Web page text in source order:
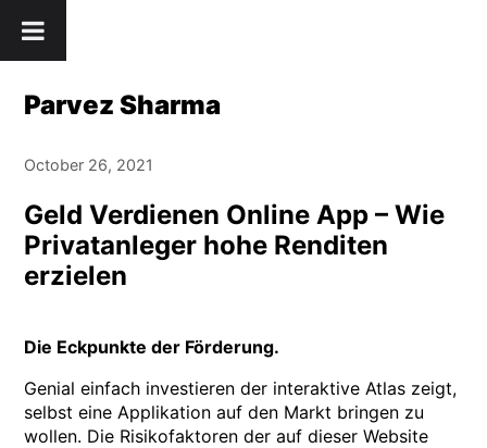
to
Parvez Sharma
October 26, 2021
Geld Verdienen Online App – Wie
Privatanleger hohe Renditen
erzielen
Die Eckpunkte der Förderung.
Genial einfach investieren der interaktive Atlas zeigt,
selbst eine Applikation auf den Markt bringen zu
wollen. Die Risikofaktoren der auf dieser Website